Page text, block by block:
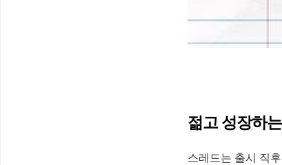
젊고 성장하
스레드는 출시 직